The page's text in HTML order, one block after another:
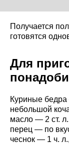
Получается
готовятся
Для
Куриные
небольшой
масло — 2 ст.
перец — по
чеснок — 1 ч.